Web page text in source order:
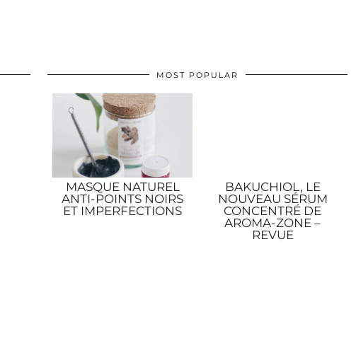
MOST POPULAR
MASQUE NATUREL
ANTI-POINTS NOIRS
ET IMPERFECTIONS
BAKUCHIOL, LE
NOUVEAU SÉRUM
CONCENTRÉ DE
AROMA-ZONE –
REVUE